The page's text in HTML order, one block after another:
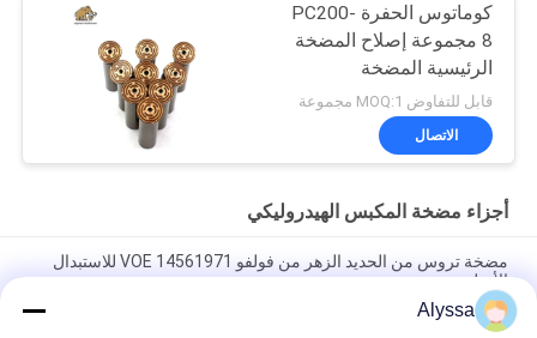
كوماتوس الحفرة PC200-
8 مجموعة إصلاح المضخة
الرئيسية المضخة
الهيدروليكية جزء مضخة
البستون صيانة خدمات
إصلاح
قابل للتفاوض MOQ:1 مجموعة
الاتصال
أجزاء مضخة المكبس الهيدروليكي
مضخة تروس من الحديد الزهر من فولفو VOE 14561971 للاستبدال
الأصلي
Alyssa